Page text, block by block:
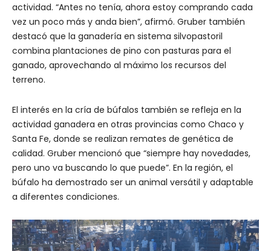
actividad. “Antes no tenía, ahora estoy comprando cada
vez un poco más y anda bien”, afirmó. Gruber también
destacó que la ganadería en sistema silvopastoril
combina plantaciones de pino con pasturas para el
ganado, aprovechando al máximo los recursos del
terreno.
El interés en la cría de búfalos también se refleja en la
actividad ganadera en otras provincias como Chaco y
Santa Fe, donde se realizan remates de genética de
calidad. Gruber mencionó que “siempre hay novedades,
pero uno va buscando lo que puede”. En la región, el
búfalo ha demostrado ser un animal versátil y adaptable
a diferentes condiciones.